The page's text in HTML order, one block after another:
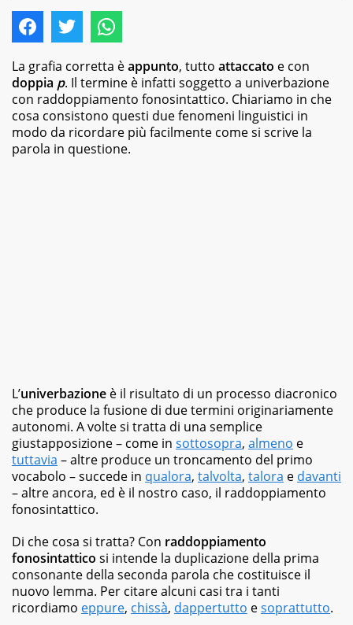
autrice,
editor
copywriter
per
case
editrici,
magazine
e
siti
romanzi
della
letteratura
classica
ai
best
seller,
dagli
albi
per
bambini
ai
graphic
fino
La grafia corretta èappunto, tutto attaccato e con
doppia p. Il termine è infatti soggetto a univerbazione
con raddoppiamento fonosintattico. Chiariamo in che
cosa consistono questi due fenomeni linguistici in
modo da ricordare più facilmente come si scrive la
parola in questione.
L’univerbazione è il risultato di un processo diacronico
che produce la fusione di due termini originariamente
autonomi. A volte si tratta di una semplice
giustapposizione – come in sottosopra, almeno e
tuttavia – altre produce un troncamento del primo
vocabolo – succede in qualora, talvolta, talora e davanti
– altre ancora, ed è il nostro caso, il raddoppiamento
fonosintattico.
Di che cosa si tratta? Con raddoppiamento
fonosintattico si intende la duplicazione della prima
consonante della seconda parola che costituisce il
nuovo lemma. Per citare alcuni casi tra i tanti
ricordiamo eppure, chissà, dappertutto esoprattutto.